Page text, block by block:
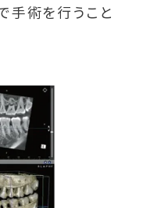
手術を行うこと